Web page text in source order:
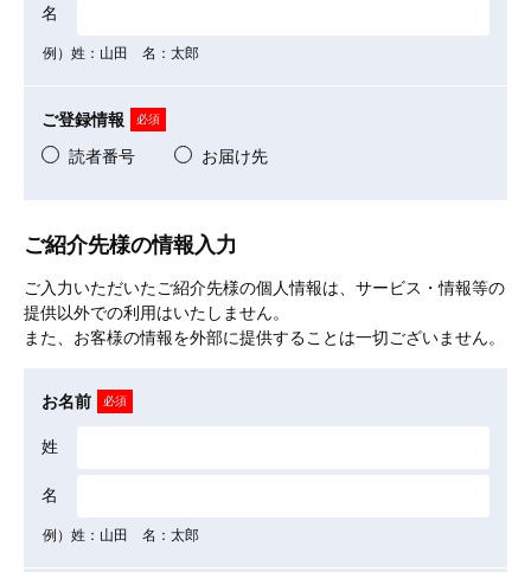
名
例）姓：山田 名：太郎
ご登録情報 必須
読者番号 お届け先
ご紹介先様の情報入力
ご入力いただいたご紹介先様の個人情報は、サービス・情報等の
提供以外での利用はいたしません。
また、お客様の情報を外部に提供することは一切ございません。
お名前 必須
姓
名
例）姓：山田 名：太郎